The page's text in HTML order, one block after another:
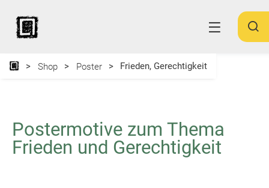
Shop Poster Frieden, Gerechtigkeit
Postermotive zum Thema
Frieden und Gerechtigkeit